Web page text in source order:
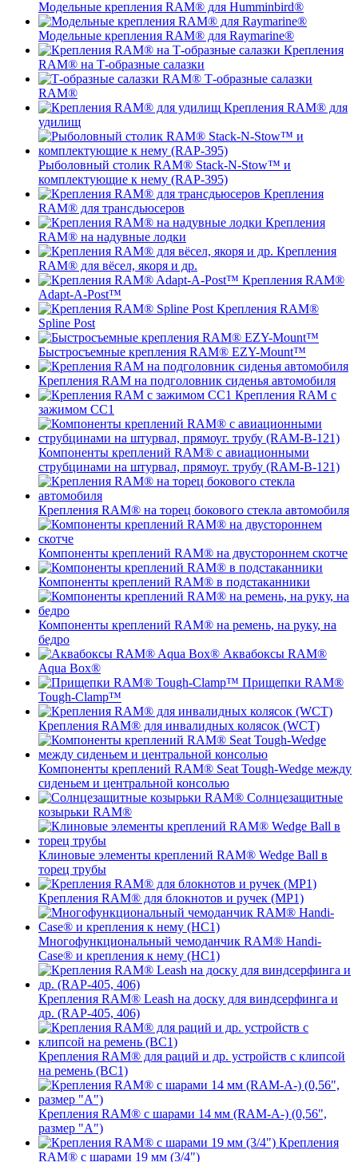
Модельные крепления RAM® для Humminbird®
Модельные крепления RAM® для Raymarine®
Крепления
RAM® на Т-образные салазки
Т-образные салазки
RAM®
Крепления RAM® для
удилищ
Рыболовный столик RAM® Stack-N-Stow™ и
комплектующие к нему (RAP-395)
Крепления
RAM® для трансдьюсеров
Крепления
RAM® на надувные лодки
Крепления
RAM® для вёсел, якоря и др.
Крепления RAM®
Adapt-A-Post™
Крепления RAM®
Spline Post
Быстросъемные крепления RAM® EZY-Mount™
Крепления RAM на подголовник сиденья автомобиля
Крепления RAM с
зажимом СС1
Компоненты креплений RAM® с авиационными
струбцинами на штурвал, прямоуг. трубу (RAM-B-121)
Крепления RAM® на торец бокового стекла автомобиля
Компоненты креплений RAM® на двустороннем скотче
Компоненты креплений RAM® в подстаканники
Компоненты креплений RAM® на ремень, на руку, на
бедро
Аквабоксы RAM®
Aqua Box®
Прищепки RAM®
Tough-Clamp™
Крепления RAM® для инвалидных колясок (WCT)
Компоненты креплений RAM® Seat Tough-Wedge между
сиденьем и центральной консолью
Солнцезащитные
козырьки RAM®
Клиновые элементы креплений RAM® Wedge Ball в
торец трубы
Крепления RAM® для блокнотов и ручек (MP1)
Многофункциональный чемоданчик RAM® Handi-
Case® и крепления к нему (HC1)
Крепления RAM® Leash на доску для виндсерфинга и
др. (RAP-405, 406)
Крепления RAM® для раций и др. устройств с клипсой
на ремень (BC1)
Крепления RAM® с шарами 14 мм (RAM-A-) (0,56",
размер "A")
Крепления
RAM® с шарами 19 мм (3/4")